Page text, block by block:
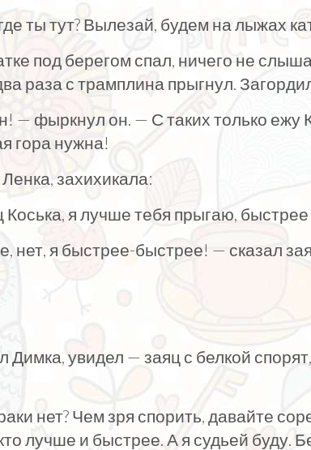
ты тут? Вылезай, будем на лыжах
под берегом спал, ничего не
раза с трамплина прыгнул.
— фыркнул он. — С таких только ежу
гора нужна!
захихикала:
Коська, я лучше тебя прыгаю,
нет, я быстрее-быстрее! — сказал
увидел — заяц с белкой
нет? Чем зря спорить, давайте
лучше и быстрее. А я судьей буду.